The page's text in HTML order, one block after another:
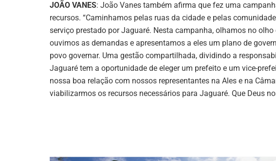
JOÃO VANES: João Vanes também afirma que fez uma
recursos. “Caminhamos pelas ruas da cidade e pelas
serviço prestado por Jaguaré. Nesta campanha, olhamos no
ouvimos as demandas e apresentamos a eles um plano de
povo governar. Uma gestão compartilhada, dividindo a
Jaguaré tem a oportunidade de eleger um prefeito e um vice-
nossa boa relação com nossos representantes na Ales e na
viabilizarmos os recursos necessários para Jaguaré. Que Deus